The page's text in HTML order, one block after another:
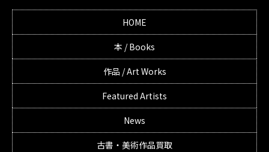
HOME
本 / Books
作品 / Art Works
Featured Artists
News
古書・美術作品買取